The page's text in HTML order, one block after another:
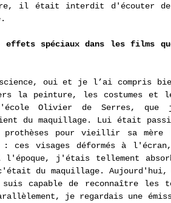
il était interdit d'écouter
effets spéciaux dans les films
oui et je l’ai compris
la peinture, les costumes et
Olivier de Serres,
du maquillage. Lui était
pour vieillir sa mère
visages déformés à l'écran,
j'étais tellement
c'était du maquillage.
capable de reconnaître les
je regardais une